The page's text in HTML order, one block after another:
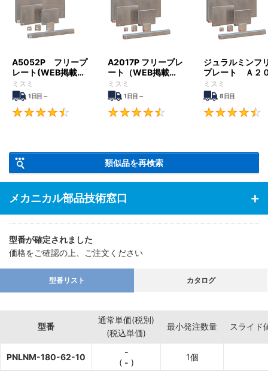
A5052P フリープ
レート(WEB掲載
品）
ミスミ
1日目～
4.5
A2017P フリープレ
ート（WEB掲載
品）
ミスミ
1日目～
4.7
ジュラルミンフ
プレート Ａ２
７Ｐ
ミスミ
8日目
類似品を再検索
メカニカル部品技術窓口
型番が確定されました
価格をご確認の上、ご注文ください
型番リスト カタログ
型番
通常単価(税別)
(税込単価)
最小発注数量 スライド
PNLNM-180-62-10
-
( - )
1個